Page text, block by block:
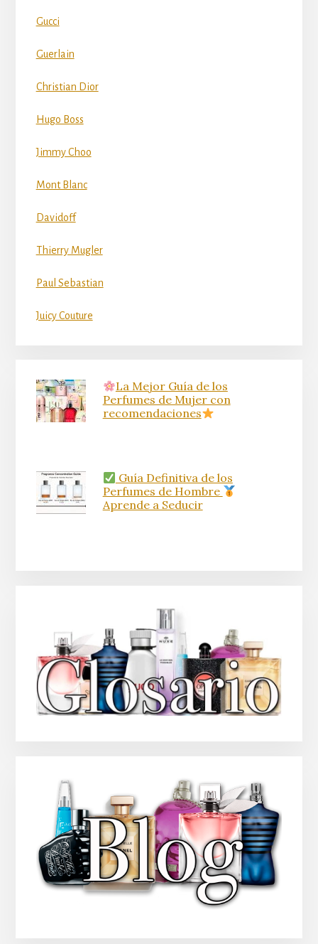
Gucci
Guerlain
Christian Dior
Hugo Boss
Jimmy Choo
Mont Blanc
Davidoff
Thierry Mugler
Paul Sebastian
Juicy Couture
La Mejor Guía de los
Perfumes de Mujer con
recomendaciones
Guía Definitiva de los
Perfumes de Hombre
Aprende a Seducir